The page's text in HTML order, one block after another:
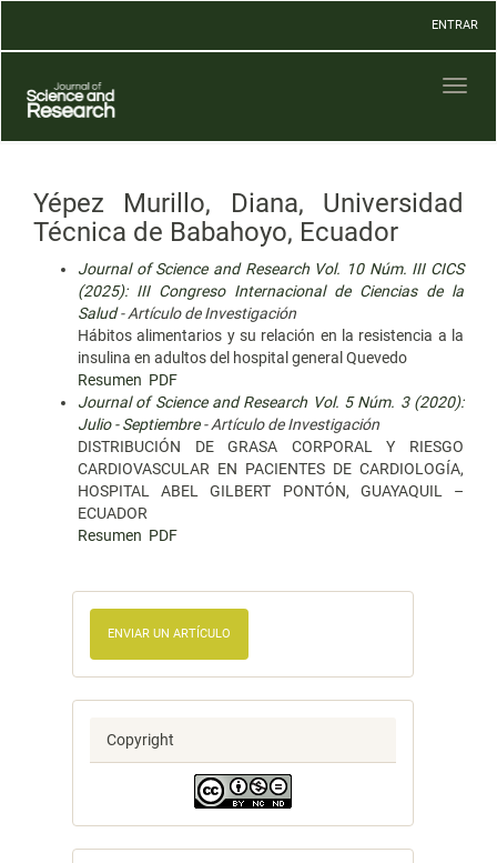
Contenido
Barra
lateral
ENTRAR
Yépez Murillo, Diana, Universidad
Técnica de Babahoyo, Ecuador
Journal of Science and Research Vol. 10 Núm. III CICS
(2025): III Congreso Internacional de Ciencias de la
Salud- Artículo de Investigación
Hábitos alimentarios y su relación en la resistencia a la
insulina en adultos del hospital general Quevedo
Resumen PDF
Journal of Science and Research Vol. 5 Núm. 3 (2020):
Julio - Septiembre- Artículo de Investigación
DISTRIBUCIÓN DE GRASA CORPORAL Y RIESGO
CARDIOVASCULAR EN PACIENTES DE CARDIOLOGÍA,
HOSPITAL ABEL GILBERT PONTÓN, GUAYAQUIL –
ECUADOR
Resumen PDF
ENVIAR UN ARTÍCULO
Copyright